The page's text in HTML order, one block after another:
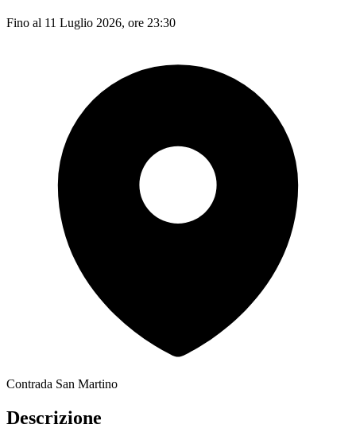
Fino al 11 Luglio 2026, ore 23:30
Contrada San Martino
Descrizione